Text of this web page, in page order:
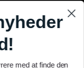
med at finde den